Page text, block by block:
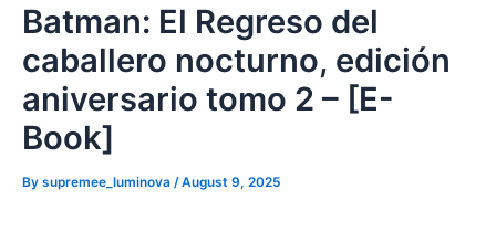
Batman: El Regreso del
caballero nocturno, edición
aniversario tomo 2 – [E-
Book]
By supremee_luminova /August 9, 2025